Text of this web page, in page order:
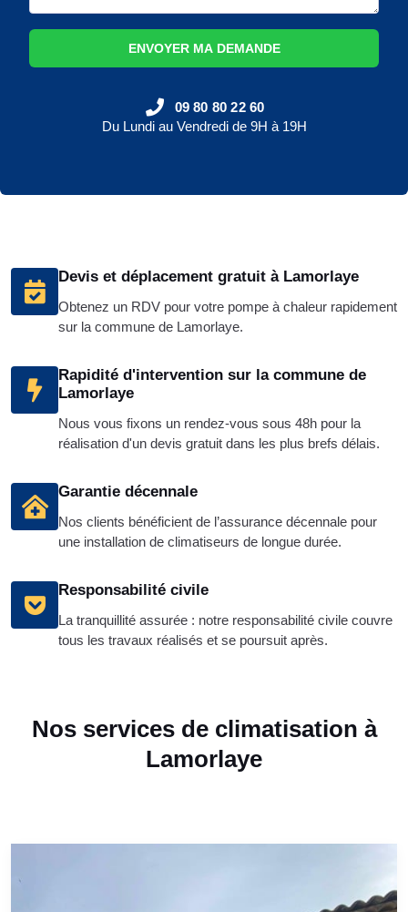
Devis et déplacement gratuit à Lamorlaye
Obtenez un RDV pour votre pompe à chaleur rapidement
sur la commune de Lamorlaye.
Rapidité d'intervention sur la commune de
Lamorlaye
Nous vous fixons un rendez-vous sous 48h pour la
réalisation d'un devis gratuit dans les plus brefs délais.
Garantie décennale
Nos clients bénéficient de l’assurance décennale pour
une installation de climatiseurs de longue durée.
Responsabilité civile
La tranquillité assurée : notre responsabilité civile couvre
tous les travaux réalisés et se poursuit après.
ENVOYER MA DEMANDE
09 80 80 22 60
Du Lundi au Vendredi de 9H à 19H
Nos services de climatisation à
Lamorlaye